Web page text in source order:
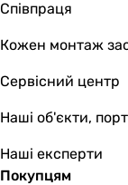
Співпраця
Кожен монтаж
Сервісний центр
Наші об'єкти,
Наші експерти
Покупцям